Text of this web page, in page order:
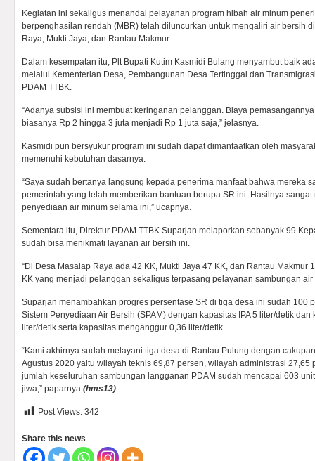
Kegiatan ini sekaligus menandai pelayanan program hibah air minum
berpenghasilan rendah (MBR) telah diluncurkan untuk mengaliri air bersih
Raya, Mukti Jaya, dan Rantau Makmur.
Dalam kesempatan itu, Plt Bupati Kutim Kasmidi Bulang menyambut baik
melalui Kementerian Desa, Pembangunan Desa Tertinggal dan
PDAM TTBK.
“Adanya subsisi ini membuat keringanan pelanggan. Biaya
biasanya Rp 2 hingga 3 juta menjadi Rp 1 juta saja,” jelasnya.
Kasmidi pun bersyukur program ini sudah dapat dimanfaatkan oleh
memenuhi kebutuhan dasarnya.
“Saya sudah bertanya langsung kepada penerima manfaat bahwa mereka
pemerintah yang telah memberikan bantuan berupa SR ini. Hasilnya
penyediaan air minum selama ini,” ucapnya.
Sementara itu, Direktur PDAM TTBK Suparjan melaporkan sebanyak 99
sudah bisa menikmati layanan air bersih ini.
“Di Desa Masalap Raya ada 42 KK, Mukti Jaya 47 KK, dan Rantau Makmur
KK yang menjadi pelanggan sekaligus terpasang pelayanan sambungan air
Suparjan menambahkan progres persentase SR di tiga desa ini sudah 100
Sistem Penyediaan Air Bersih (SPAM) dengan kapasitas IPA 5 liter/detik
liter/detik serta kapasitas menganggur 0,36 liter/detik.
“Kami akhirnya sudah melayani tiga desa di Rantau Pulung dengan
Agustus 2020 yaitu wilayah teknis 69,87 persen, wilayah administrasi 27,65
jumlah keseluruhan sambungan langganan PDAM sudah mencapai 603
jiwa,” paparnya.(hms13)
Post Views: 342
Share this news